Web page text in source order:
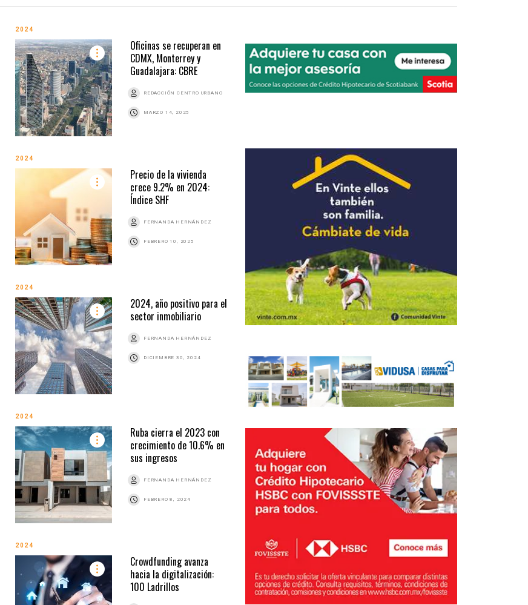
2024
Oficinas se recuperan en
CDMX, Monterrey y
Guadalajara: CBRE
REDACCIÓN CENTRO URBANO
MARZO 14, 2025
2024
Precio de la vivienda
crece 9.2% en 2024:
Índice SHF
FERNANDA HERNÁNDEZ
FEBRERO 10, 2025
2024
2024, año positivo para el
sector inmobiliario
FERNANDA HERNÁNDEZ
DICIEMBRE 30, 2024
2024
Ruba cierra el 2023 con
crecimiento de 10.6% en
sus ingresos
FERNANDA HERNÁNDEZ
FEBRERO 8, 2024
2024
Crowdfunding avanza
hacia la digitalización:
100 Ladrillos